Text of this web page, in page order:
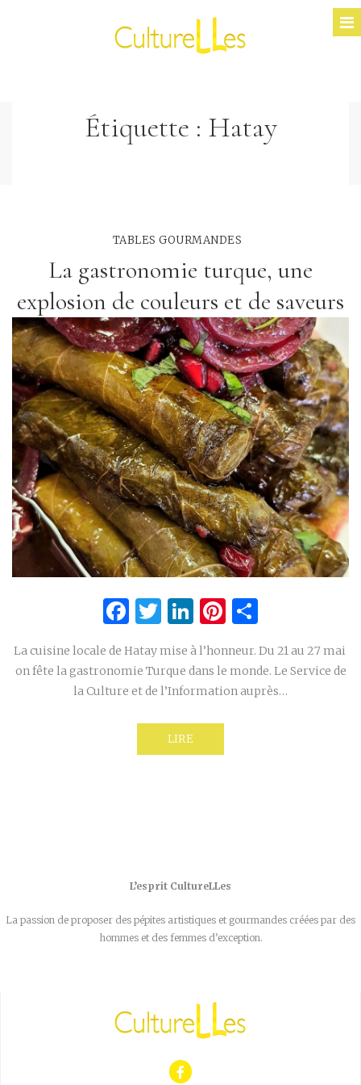
Étiquette : Hatay
TABLES GOURMANDES
La gastronomie turque, une
explosion de couleurs et de saveurs
Facebook
Twitter
LinkedIn
Pinterest
La cuisine locale de Hatay mise à l’honneur. Du 21 au 27 mai
on fête la gastronomie Turque dans le monde. Le Service de
la Culture et de l’Information auprès…
LIRE
L’esprit CultureLLes
La passion de proposer des pépites artistiques et gourmandes créées par des
hommes et des femmes d’exception.